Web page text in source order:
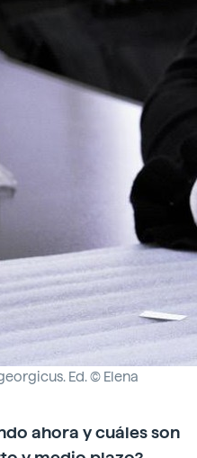
Ed. © Elena
ahora y cuáles son